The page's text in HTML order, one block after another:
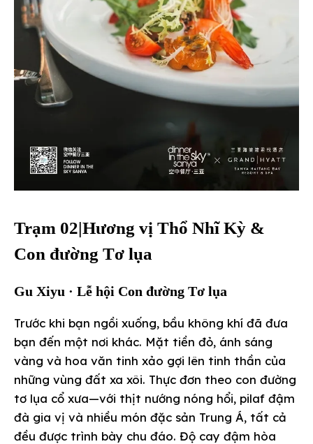
Trạm 02|Hương vị Thổ Nhĩ Kỳ &
Con đường Tơ lụa
Gu Xiyu · Lễ hội Con đường Tơ lụa
Trước khi bạn ngồi xuống, bầu không khí đã đưa
bạn đến một nơi khác. Mặt tiền đỏ, ánh sáng
vàng và hoa văn tinh xảo gợi lên tinh thần của
những vùng đất xa xôi. Thực đơn theo con đường
tơ lụa cổ xưa—với thịt nướng nóng hổi, pilaf đậm
đà gia vị và nhiều món đặc sản Trung Á, tất cả
đều được trình bày chu đáo. Độ cay đậm hòa